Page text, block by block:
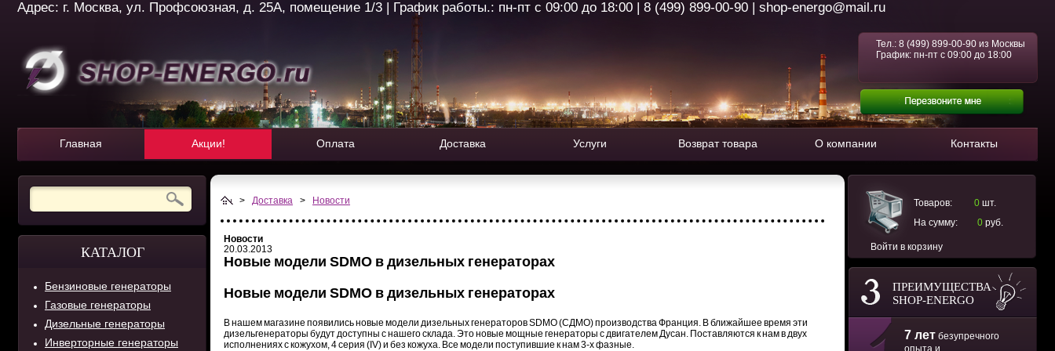
Адрес: г. Москва, ул. Профсоюзная, д. 25А, помещение 1/3 | График работы.: пн-пт с 09:00 до 18:00 | 8 (499) 899-00-90 | shop-energo@mail.ru
Тел.: 8 (499) 899-00-90 из Москвы
График: пн-пт с 09:00 до 18:00
Главная Акции! Оплата Доставка Услуги Возврат товара О компании Контакты
КАТАЛОГ
Бензиновые генераторы
Газовые генераторы
Дизельные генераторы
Инверторные генераторы
Товаров: 0 шт.
На сумму:
0 руб.
Войти в корзину
ПРЕИМУЩЕСТВА
SHOP-ENERGO
7 лет безупречного
опыта и
> Доставка > Новости
Новости
20.03.2013
Новые модели SDMO в дизельных генераторах
Новые модели SDMO в дизельных генераторах
В нашем магазине появились новые модели дизельных генераторов SDMO (СДМО) производства Франция. В ближайшее время эти
дизельгенераторы будут доступны с нашего склада. Это новые мощные генераторы с двигателем Дусан. Поставляются к нам в двух
исполнениях с кожухом, 4 серия (IV) и без кожуха. Все модели поступившие к нам 3-х фазные.